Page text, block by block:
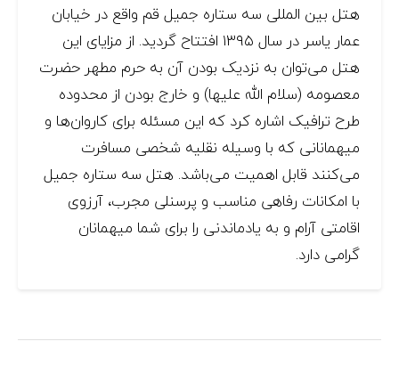
هتل بین المللی سه ستاره جمیل قم واقع در خیابان
عمار یاسر در سال ۱۳۹۵ افتتاح گردید. از مزایای این
هتل می‌توان به نزدیک بودن آن به حرم مطهر حضرت
معصومه (سلام الله علیها) و خارج بودن از محدوده
طرح ترافیک اشاره کرد که این مسئله برای کاروان‌ها و
میهمانانی که با وسیله نقلیه شخصی مسافرت
می‌کنند قابل اهمیت می‌باشد. هتل سه ستاره جمیل
با امکانات رفاهی مناسب و پرسنلی مجرب، آرزوی
اقامتی آرام و به یادماندنی را برای شما میهمانان
گرامی دارد.